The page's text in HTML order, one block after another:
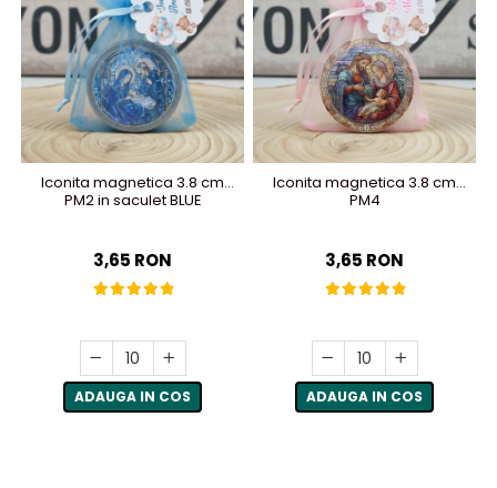
Iconita magnetica 3.8 cm
PM2 in saculet BLUE
3,65 RON
ADAUGA IN COS
Iconita magnetica 3.8 cm
PM4
3,65 RON
ADAUGA IN COS